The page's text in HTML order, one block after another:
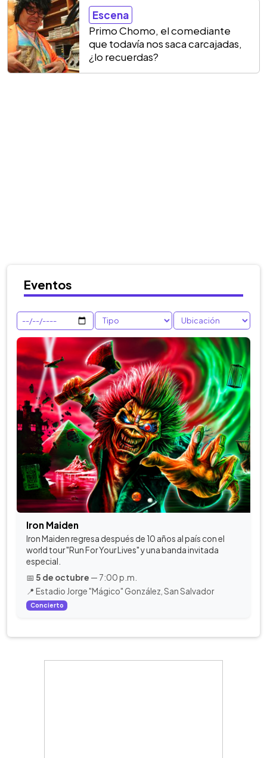
Escena
Primo Chomo, el comediante
que todavía nos saca carcajadas,
¿lo recuerdas?
Eventos
Iron Maiden
Iron Maiden regresa después de 10 años al país con el
world tour "Run For Your Lives" y una banda invitada
especial.
📅 5 de octubre — 7:00 p.m.
📍 Estadio Jorge "Mágico" González, San Salvador
Concierto